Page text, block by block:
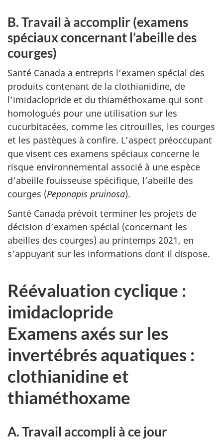
B. Travail à accomplir (examens
spéciaux concernant l’abeille des
courges)
Santé Canada a entrepris l’examen spécial des
produits contenant de la clothianidine, de
l’imidaclopride et du thiaméthoxame qui sont
homologués pour une utilisation sur les
cucurbitacées, comme les citrouilles, les courges
et les pastèques à confire. L’aspect préoccupant
que visent ces examens spéciaux concerne le
risque environnemental associé à une espèce
d’abeille fouisseuse spécifique, l’abeille des
courges (Peponapis pruinosa).
Santé Canada prévoit terminer les projets de
décision d’examen spécial (concernant les
abeilles des courges) au printemps 2021, en
s’appuyant sur les informations dont il dispose.
Réévaluation cyclique :
imidaclopride
Examens axés sur les
invertébrés aquatiques :
clothianidine et
thiaméthoxame
A. Travail accompli à ce jour